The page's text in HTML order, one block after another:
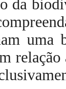
da
uma